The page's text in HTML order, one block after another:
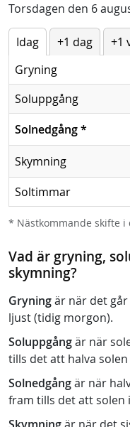
Torsdagen den 6
Idag +1 dag +1
Gryning
Soluppgång
Solnedgång*
Skymning
Soltimmar
* Nästkommande skifte i
Vad är gryning,
skymning?
Gryningär när det
ljust (tidig morgon).
Soluppgångär när
tills det att halva solen
Solnedgångär när
fram tills det att solen